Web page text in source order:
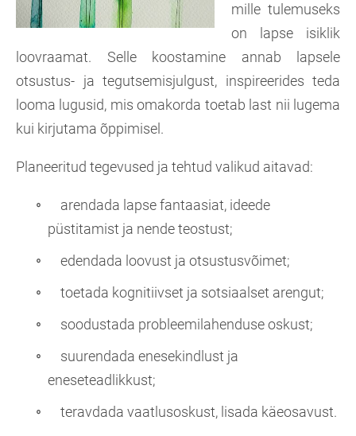
mille tulemuseks
on lapse isiklik
loovraamat. Selle koostamine annab lapsele
otsustus- ja tegutsemisjulgust, inspireerides teda
looma lugusid, mis omakorda toetab last nii lugema
kui kirjutama õppimisel.
Planeeritud tegevused ja tehtud valikud aitavad:
arendada lapse fantaasiat, ideede
püstitamist ja nende teostust;
edendada loovust ja otsustusvõimet;
toetada kognitiivset ja sotsiaalset arengut;
soodustada probleemilahenduse oskust;
suurendada enesekindlust ja
eneseteadlikkust;
teravdada vaatlusoskust, lisada käeosavust.